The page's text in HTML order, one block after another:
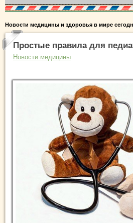
Новости медицины и здоровья в мире
Простые правила для
Новости медицины